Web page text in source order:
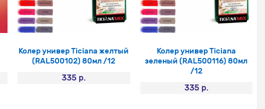
Колер универ Ticiana желтый
(RAL500102) 80мл /12
335 р.
Колер универ Ticiana
зеленый (RAL500116) 80мл
/12
335 р.